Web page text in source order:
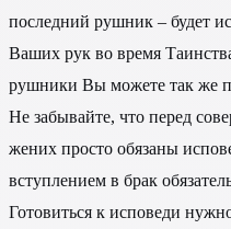
последний рушник – будет
Ваших рук во время
рушники Вы можете так же
Не забывайте, что перед
жених просто обязаны
вступлением в брак
Готовиться к исповеди